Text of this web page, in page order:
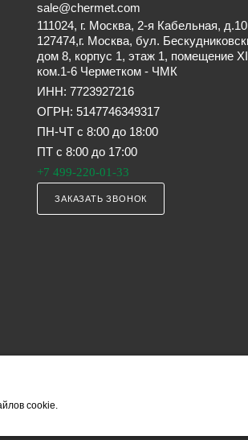
sale@chermet.com
111024, г. Москва, 2-я Кабельная, д.10
127474,г. Москва, бул.
дом 8, корпус 1, этаж 1, помещение
ком.1-6 Черметком - ЧМК
ИНН: 7723927216
ОГРН: 5147746349317
ПН-ЧТ с 8:00 до 18:00
ПТ с 8:00 до 17:00
+7 499-220-01-33
ЗАКАЗАТЬ ЗВОНОК
со ст. 435 ГК РФ). Они могут изменяться в
менеджером и уточняется вместе со сроками
cookie.